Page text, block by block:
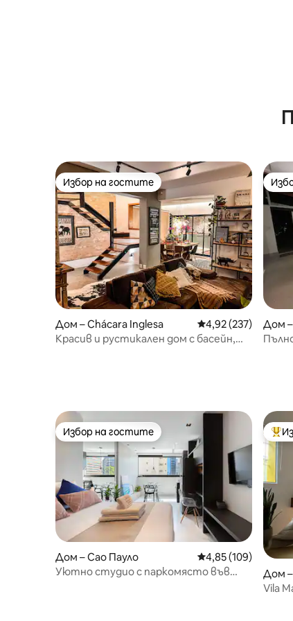
Избор на гостите
Избор на гостите
Дом – Chácara Inglesa Средна оценка:
4,92 (237)
Красив и рустикален дом с басейн,
Дом
Избор на гостите
Избор на гостите
Дом – Сао Пауло Средна оценка:
4,85 (109)
Уютно студио с паркомясто във
Дом
Vila